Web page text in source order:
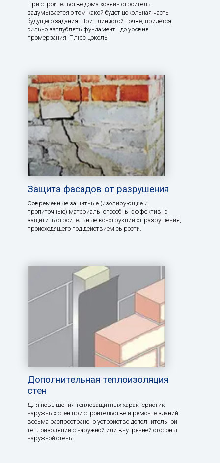
При строительстве дома хозяин строитель
задумывается о том какой будет цокольная часть
будущего задания. При глинистой почве, придется
сильно заглублять фундамент - до уровня
промерзания. Плюс цоколь
Защита фасадов от разрушения
Современные защитные (изолирующие и
пропиточные) материалы способны эффективно
защитить строительные конструкции от разрушения,
происходящего под действием сырости.
Дополнительная теплоизоляция
стен
Для повышения теплозащитных характеристик
наружных стен при строительстве и ремонте зданий
весьма распространено устройство дополнительной
теплоизоляции с наружной или внутренней стороны
наружной стены.